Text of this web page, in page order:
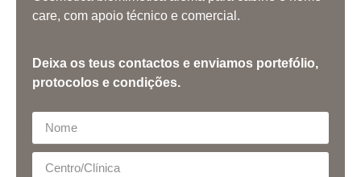
care, com apoio técnico e comercial.
Deixa os teus contactos e enviamos portefólio,
protocolos e condições.